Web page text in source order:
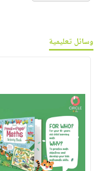
وسائل تعليمية